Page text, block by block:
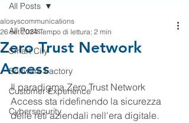
All Posts
Smart City
Software Factory
Customer Experience
Cybersecurity
All Posts
Zero Trust Network
Access
alosyscommunications
26 set 2024 Tempo di lettura: 2 min
Il paradigma Zero Trust Network
Access sta ridefinendo la sicurezza
delle reti aziendali nell'era digitale.